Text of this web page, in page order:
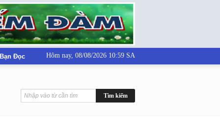
Đọc Hôm nay, 08/08/2026 10:59 SA